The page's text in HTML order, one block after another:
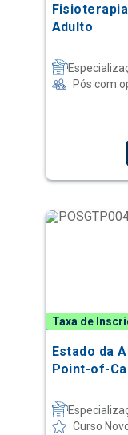
Adulto
Pós com
Taxa de
Estado da
Point-of-
Curso